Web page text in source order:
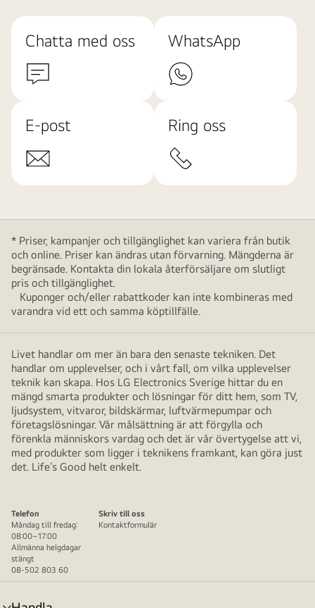
Chatta med oss WhatsApp
E-post Ring oss
* Priser, kampanjer och tillgänglighet kan variera från butik
och online. Priser kan ändras utan förvarning. Mängderna är
begränsade. Kontakta din lokala återförsäljare om slutligt
pris och tillgänglighet.
Kuponger och/eller rabattkoder kan inte kombineras med
varandra vid ett och samma köptillfälle.
Livet handlar om mer än bara den senaste tekniken. Det
handlar om upplevelser, och i vårt fall, om vilka upplevelser
teknik kan skapa. Hos LG Electronics Sverige hittar du en
mängd smarta produkter och lösningar för ditt hem, som TV,
ljudsystem, vitvaror, bildskärmar, luftvärmepumpar och
företagslösningar. Vår målsättning är att förgylla och
förenkla människors vardag och det är vår övertygelse att vi,
med produkter som ligger i teknikens framkant, kan göra just
det. Life’s Good helt enkelt.
Telefon
Måndag till fredag:
08:00–17:00
Allmänna helgdagar
stängt
08-502 803 60
Skriv till oss
Kontaktformulär